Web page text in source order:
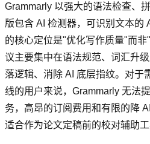
Grammarly 以强大的语法检查、
版包含 AI 检测器，可识别文本的
的核心定位是"优化写作质量"而
议主要集中在语法规范、词汇升
落逻辑、消除 AI 底层指纹。对于
线的用户来说，Grammarly 无法
务，高昂的订阅费用和有限的降
适合作为论文定稿前的校对辅助工